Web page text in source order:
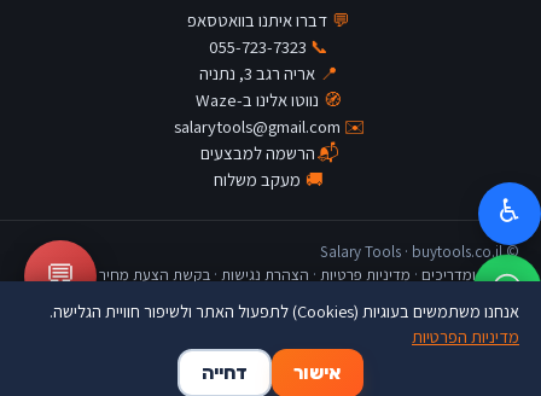
💬 דברו איתנו בוואטסאפ
📞
055-723-7323
📍 אריה רגב 3, נתניה
🧭 נווטו אלינו ב-Waze
✉️
salarytools@gmail.com
📬הרשמה למבצעים
🚚 מעקב משלוח
© Salary Tools · buytools.co.il
כתבות ומדריכים · מדיניות פרטיות · הצהרת נגישות · בקשת הצעת מחיר 💬
♿
🛒
אנחנו משתמשים בעוגיות (Cookies) לתפעול האתר ולשיפור חוויית הגלישה.
מדיניות הפרטיות
אישור
דחייה